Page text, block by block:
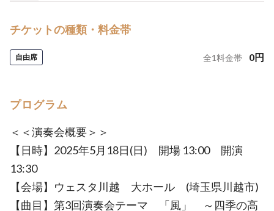
チケットの種類・料金帯
自由席 全1料金帯 0円
プログラム
＜＜演奏会概要＞＞
【日時】2025年5月18日(日) 開場 13:00 開演
13:30
【会場】ウェスタ川越 大ホール (埼玉県川越市)
【曲目】第3回演奏会テーマ 「風」 ～四季の高